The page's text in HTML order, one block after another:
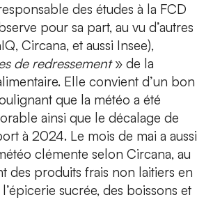
des études à la FCD
pour sa part, au vu d’autres
Circana, et aussi Insee),
de redressement» de la
Elle convient d’un bon
que la météo a été
ainsi que le décalage de
à 2024. Le mois de mai a aussi
clémente selon Circana, au
des produits frais non laitiers en
sucrée, des boissons et